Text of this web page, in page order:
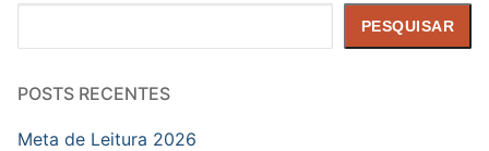
PESQUISAR
POSTS RECENTES
Meta de Leitura 2026